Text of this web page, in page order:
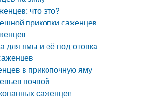
что это?
прикопки саженцев
для ямы и её подготовка
в прикопочную яму
почвой
саженцев